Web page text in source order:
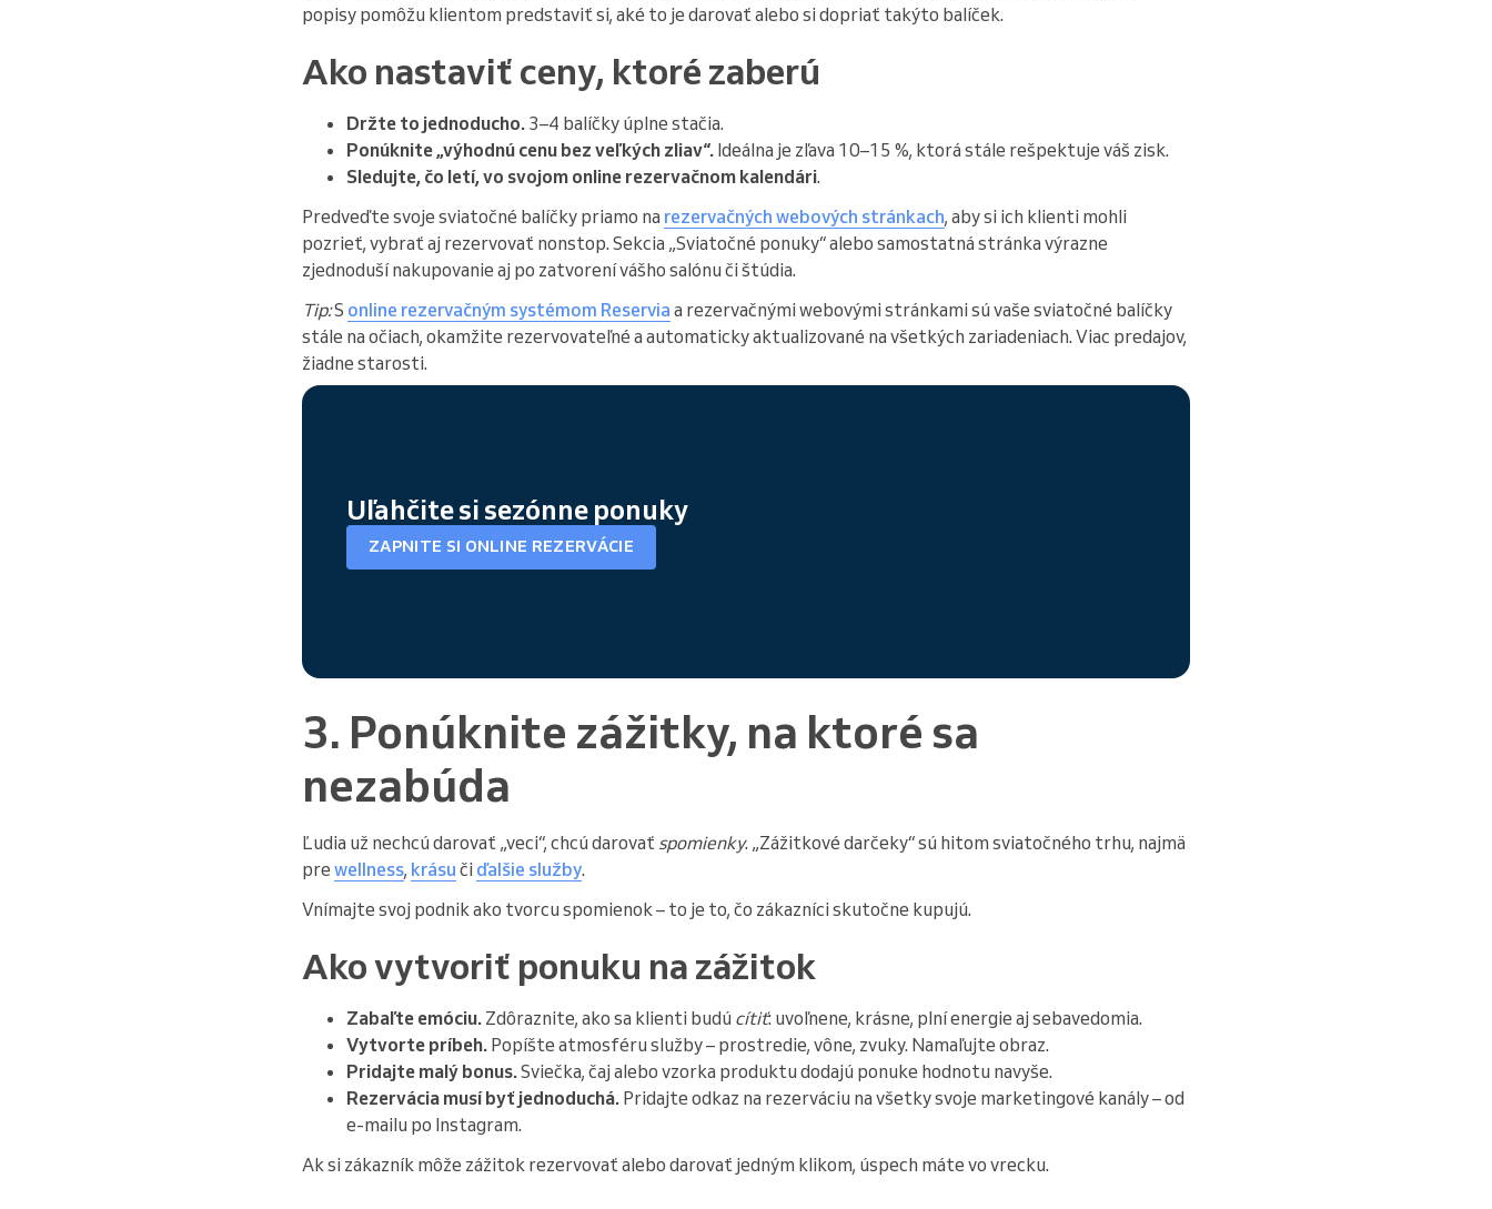
popisy pomôžu klientom predstaviť si, aké to je darovať alebo si dopriať takýto balíček.
Ako nastaviť ceny, ktoré zaberú
Držte to jednoducho. 3–4 balíčky úplne stačia.
Ponúknite „výhodnú cenu bez veľkých zliav“. Ideálna je zľava 10–15 %, ktorá stále rešpektuje váš zisk.
Sledujte, čo letí, vo svojom online rezervačnom kalendári.
Predveďte svoje sviatočné balíčky priamo na rezervačných webových stránkach, aby si ich klienti mohli
pozrieť, vybrať aj rezervovať nonstop. Sekcia „Sviatočné ponuky“ alebo samostatná stránka výrazne
zjednoduší nakupovanie aj po zatvorení vášho salónu či štúdia.
Tip:S online rezervačným systémom Reservia a rezervačnými webovými stránkami sú vaše sviatočné balíčky
stále na očiach, okamžite rezervovateľné a automaticky aktualizované na všetkých zariadeniach. Viac predajov,
žiadne starosti.
Uľahčite si sezónne ponuky
ZAPNITE SI ONLINE REZERVÁCIE
3. Ponúknite zážitky, na ktoré sa
nezabúda
Ľudia už nechcú darovať „veci“, chcú darovať spomienky. „Zážitkové darčeky“ sú hitom sviatočného trhu, najmä
pre wellness, krásu či ďalšie služby.
Vnímajte svoj podnik ako tvorcu spomienok – to je to, čo zákazníci skutočne kupujú.
Ako vytvoriť ponuku na zážitok
Zabaľte emóciu. Zdôraznite, ako sa klienti budú cítiť: uvoľnene, krásne, plní energie aj sebavedomia.
Vytvorte príbeh. Popíšte atmosféru služby – prostredie, vône, zvuky. Namaľujte obraz.
Pridajte malý bonus.Sviečka, čaj alebo vzorka produktu dodajú ponuke hodnotu navyše.
Rezervácia musí byť jednoduchá. Pridajte odkaz na rezerváciu na všetky svoje marketingové kanály – od
e-mailu po Instagram.
Ak si zákazník môže zážitok rezervovať alebo darovať jedným klikom, úspech máte vo vrecku.